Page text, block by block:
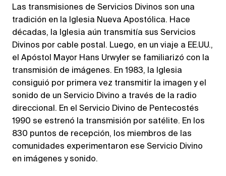
Las transmisiones de Servicios Divinos son una
tradición en la Iglesia Nueva Apostólica. Hace
décadas, la Iglesia aún transmitía sus Servicios
Divinos por cable postal. Luego, en un viaje a EE.UU.,
el Apóstol Mayor Hans Urwyler se familiarizó con la
transmisión de imágenes. En 1983, la Iglesia
consiguió por primera vez transmitir la imagen y el
sonido de un Servicio Divino a través de la radio
direccional. En el Servicio Divino de Pentecostés
1990 se estrenó la transmisión por satélite. En los
830 puntos de recepción, los miembros de las
comunidades experimentaron ese Servicio Divino
en imágenes y sonido.